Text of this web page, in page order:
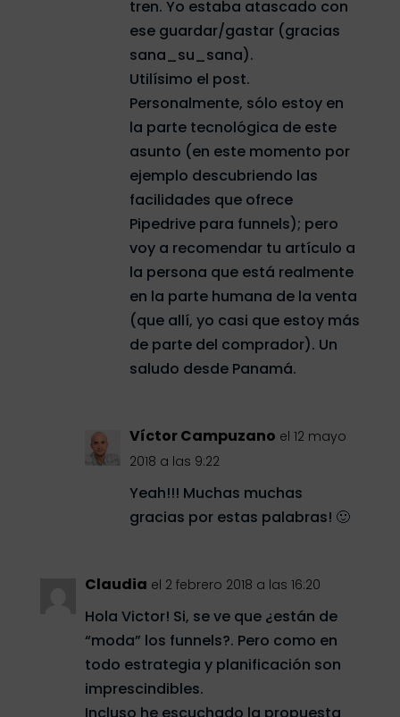
tren. Yo estaba atascado con
ese guardar/gastar (gracias
sana_su_sana).
Utilísimo el post.
Personalmente, sólo estoy en
la parte tecnológica de este
asunto (en este momento por
ejemplo descubriendo las
facilidades que ofrece
Pipedrive para funnels); pero
voy a recomendar tu artículo a
la persona que está realmente
en la parte humana de la venta
(que allí, yo casi que estoy más
de parte del comprador). Un
saludo desde Panamá.
Víctor Campuzano el 12 mayo
2018 a las 9:22
Yeah!!! Muchas muchas
gracias por estas palabras! 🙂
Claudia el 2 febrero 2018 a las 16:20
Hola Victor! Si, se ve que ¿están de
“moda” los funnels?. Pero como en
todo estrategia y planificación son
imprescindibles.